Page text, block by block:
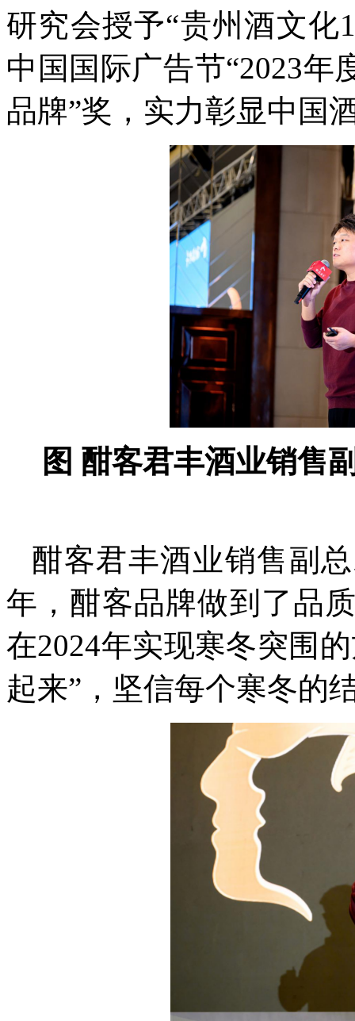
研究会授予“贵州酒文化
中国国际广告节“2023年
品牌”奖，实力彰显中国
图 酣客君丰酒业销售
酣客君丰酒业销售副
年，酣客品牌做到了品
在2024年实现寒冬突围
起来”，坚信每个寒冬的